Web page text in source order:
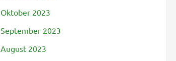
Oktober 2023
September 2023
August 2023